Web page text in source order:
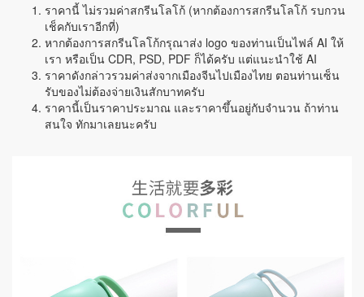
ราคานี้ ไม่รวมค่าสกรีนโลโก้ (หากต้องการสกรีนโลโก้ รบกวน
เช็คกับเราอีกที่)
หากต้องการสกรีนโลโก้กรุณาส่ง logo ของท่านเป็นไฟล์ AI ให้
เรา หรือเป็น CDR, PSD, PDF ก็ได้ครับ แต่แนะนำใช้ AI
ราคาดังกล่าวรวมค่าส่งจากเมืองจีนไปเมืองไทย ตอนท่านเซ็น
รับของไม่ต้องจ่ายเงินสักบาทครับ
ราคานี้เป็นราคาประมาณ และราคาขึ้นอยู่กับจำนวน ถ้าท่าน
สนใจ ทักมาเลยนะครับ